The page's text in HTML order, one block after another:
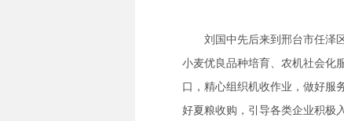
刘国中先后来到邢台市任泽
小麦优良品种培育、农机社会化
口，精心组织机收作业，做好服
好夏粮收购，引导各类企业积极